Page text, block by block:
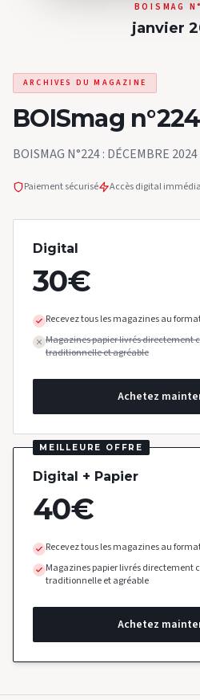
BOISMAG
janvier
ARCHIVES DU MAGAZINE
BOISmag n°224
BOISMAG N°224 : DÉCEMBRE
Paiement sécurisé Accès digital
Digital
30€
Recevez tous les magazines au
Magazines papier livrés directement
traditionnelle et agréable
Achetez
MEILLEURE OFFRE
Digital + Papier
40€
Recevez tous les magazines au
Magazines papier livrés directement
traditionnelle et agréable
Achetez